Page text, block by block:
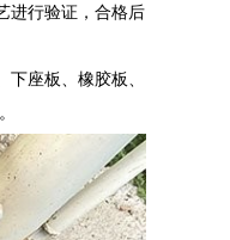
进行验证，合格后
座板、橡胶板、